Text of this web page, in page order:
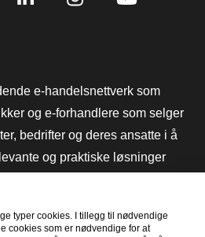
e-handelsnettverk som
og e-forhandlere som selger
bedrifter og deres ansatte i å
og praktiske løsninger
markedsundersøkelser,
Thuiswinkel e-
typer cookies. I tillegg til nødvendige
cookies som er nødvendige for at